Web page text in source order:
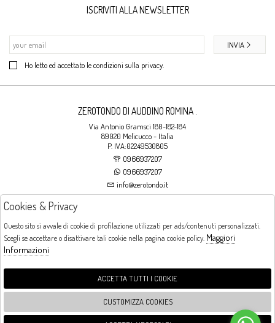
ISCRIVITI ALLA NEWSLETTER
Ho letto ed accettato le condizioni sulla privacy.
INVIA
ZEROTONDO DI AUDDINO ROMINA .
Via Antonio Gramsci 180-182-184
89020 Melicucco - Italia
P. IVA:02249530805
0966937207
0966937207
info@zerotondo.it
Orari di apertura
LUNEDI: CHIUSO LA MATTINA - DALLE 16:00 ALLE 20:00 DAL MARTEDI AL
CHIUSO
Cookies & Privacy
Questo sito si avvale di cookie di profilazione utilizzati per ads/contenuti personalizzati.
Scegli se accettare o disattivare tali cookie nella pagina cookie policy. Maggiori
Informazioni
ACCETTA TUTTI I COOKIE
CUSTOMIZZA COOKIES